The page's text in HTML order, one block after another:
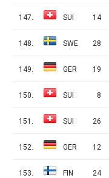
147. SUI 14
148. SWE 28
149. GER 19
150. SUI 8
151. SUI 26
152. GER 12
153. FIN 24